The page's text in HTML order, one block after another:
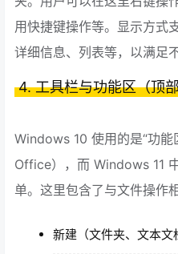
用快捷键操作等。显示方式
详细信息、列表等，以满足
4. 工具栏与功能区（顶
Windows 10 使用的是“功能
Office），而 Windows 11
单。这里包含了与文件操作
新建（文件夹、文本文